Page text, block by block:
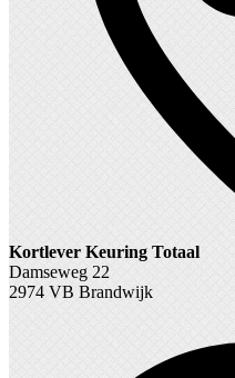
Kortlever Keuring Totaal
Damseweg 22
2974 VB Brandwijk